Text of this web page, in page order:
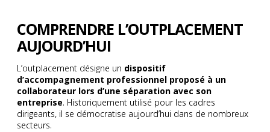
COMPRENDRE L’OUTPLACEMENT
AUJOURD’HUI
L’outplacement désigne un dispositif
d’accompagnement professionnel proposé à un
collaborateur lors d’une séparation avec son
entreprise. Historiquement utilisé pour les cadres
dirigeants, il se démocratise aujourd’hui dans de nombreux
secteurs.